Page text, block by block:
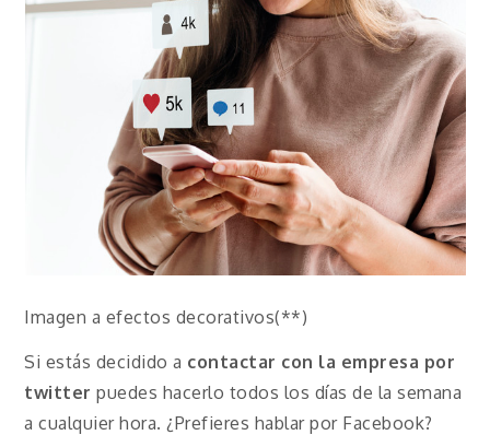
Imagen a efectos decorativos(**)
Si estás decidido a contactar con la empresa por
twitter puedes hacerlo todos los días de la semana
a cualquier hora. ¿Prefieres hablar por Facebook?